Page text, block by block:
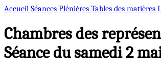
Accueil Séances Plénières Tables des matières
Chambres des
Séance du samedi 2